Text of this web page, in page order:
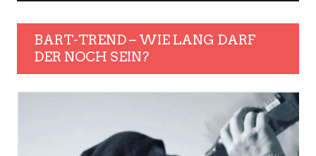
BART-TREND – WIE LANG DARF
DER NOCH SEIN?